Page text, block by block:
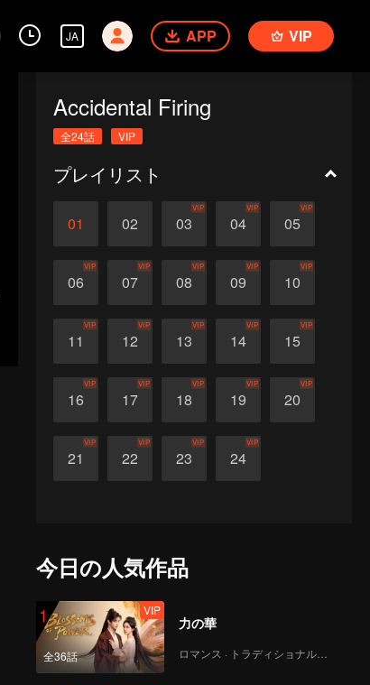
JA APP VIP
Accidental Firing
全24話 VIP
プレイリスト
01 02 03
VIP
04
VIP
05
VIP
06
VIP
07
VIP
08
VIP
09
VIP
10
VIP
11
VIP
12
VIP
13
VIP
14
VIP
15
VIP
16
VIP
17
VIP
18
VIP
19
VIP
20
VIP
21
VIP
22
VIP
23
VIP
24
VIP
今日の人気作品
1
全36話
VIP
力の華
ロマンス · トラディショナル・コスチューム